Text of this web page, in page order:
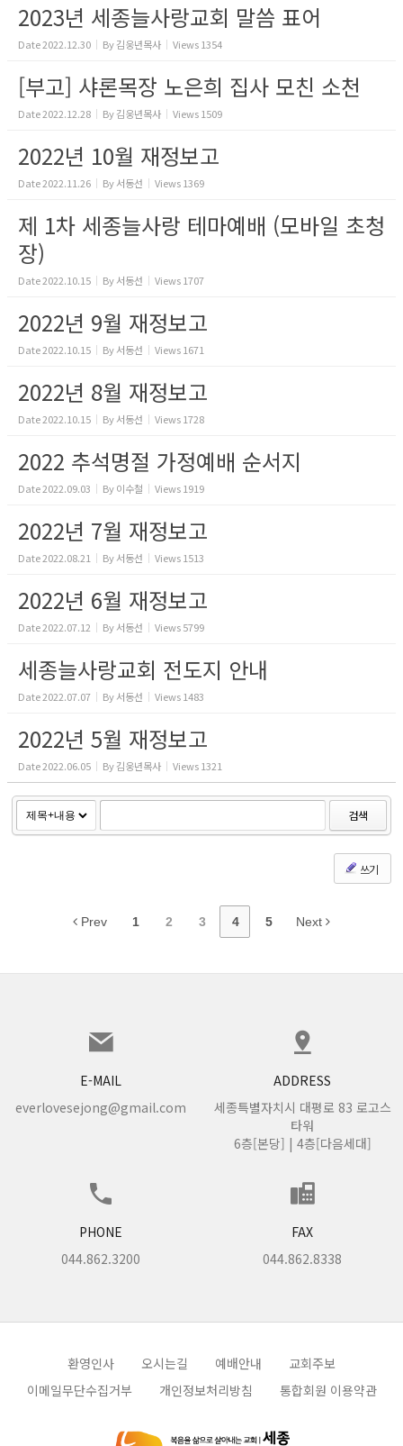
2023년 세종늘사랑교회 말씀 표어
Date2022.12.30 By김웅년목사 Views1354
[부고] 샤론목장 노은희 집사 모친 소천
Date2022.12.28 By김웅년목사 Views1509
2022년 10월 재정보고
Date2022.11.26 By서동선 Views1369
제 1차 세종늘사랑 테마예배 (모바일 초청
장)
Date2022.10.15 By서동선 Views1707
2022년 9월 재정보고
Date2022.10.15 By서동선 Views1671
2022년 8월 재정보고
Date2022.10.15 By서동선 Views1728
2022 추석명절 가정예배 순서지
Date2022.09.03 By이수철 Views1919
2022년 7월 재정보고
Date2022.08.21 By서동선 Views1513
2022년 6월 재정보고
Date2022.07.12 By서동선 Views5799
세종늘사랑교회 전도지 안내
Date2022.07.07 By서동선 Views1483
2022년 5월 재정보고
Date2022.06.05 By김웅년목사 Views1321
검색
쓰기
Prev 1 2 3 4 5 Next
E-MAIL
everlovesejong@gmail.com
ADDRESS
세종특별자치시 대평로 83 로고스
타워
6층[본당] | 4층[다음세대]
PHONE
044.862.3200
FAX
044.862.8338
환영인사 오시는길 예배안내
교회주보
이메일무단수집거부
개인정보처리방침 통합회원 이용약관